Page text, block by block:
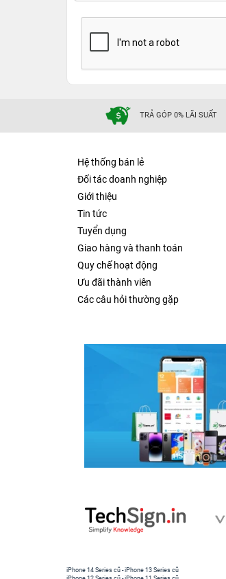
TRẢ GÓP 0% LÃI SUẤT
Hệ thống bán lẻ
Đối tác doanh nghiệp
Giới thiệu
Tin tức
Tuyển dụng
Giao hàng và thanh toán
Quy chế hoạt động
Ưu đãi thành viên
Các câu hỏi thường gặp
iPhone 14 Series cũ -iPhone 13 Series cũ